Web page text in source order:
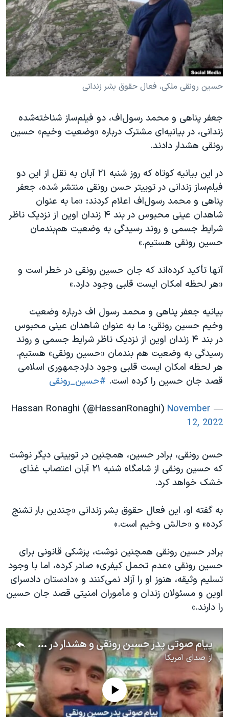
فرهنگ و زندگی
حقوق شهروندی
اقتصادی
علم و فناوری
اسرائیل در جنگ
آرشیو پخش زنده
مستندها
انتخابات ریاست جمهوری آمریکا ۲۰۲۴
حمله جمهوری اسلامی به اسرائیل
رمز مهسا
ورزش زنان در ایران
مجموعه مستندهای دادخواهی
تریبونال مردمی آبان ۹۸
چهل سال گروگان‌گیری
قانون شفافیت دارائی کادر رهبری ایران
اعتراضات مردمی آبان ۹۸
اسرائیل در جنگ
نرگس محمدی برنده جایزه نوبل صلح
همایش محافظه‌کاران آمریکا «سی‌پک»
صفحه‌های ویژه
دنبال کنید
زبانهای مختلف
حسین رونقی ملکی، فعال حقوق بشر زندانی
جعفر پناهی و محمد رسولاف، دو فیلم‌ساز شناخته‌شده
زندانی، در بیانیه‌ای مشترک درباره «وضعیت وخیم» حسین
رونقی هشدار دادند.
در این بیانیه کوتاه که روز شنبه ۲۱ آبان به نقل از این دو
فیلمساز زندانی در توییتر حسن رونقی منتشر شده، جعفر
پناهی و محمد رسول‌اف اعلام کردند: «ما به عنوان
شاهدان عینی محبوس در بند ۴ زندان اوین از نزدیک ناظر
شرایط جسمی و روند رسیدگی به وضعیت همبندمان
حسین رونقی هستیم.»
آنها تأکید کرده‌اند که جان حسین رونقی در خطر است و
«هر لحظه امکان ایست قلبی وجود دارد.»
بیانیه جعفر پناهی و محمد رسول ‌اف درباره وضعیت
وخیم حسین رونقی: ما به عنوان شاهدان عینی محبوس
در بند ۴ زندان اوین از نزدیک ناظر شرایط جسمی و روند
رسیدگی به وضعیت هم بندمان «حسین رونقی» هستیم.
هر لحظه امکان ایست قلبی وجود داردجمهوری اسلامی
قصد جان حسین را کرده است. #حسین_رونقی
— Hassan Ronaghi (@HassanRonaghi)
November
12, 2022
حسن رونقی، برادر حسین، همچنین در توییتی دیگر نوشت
که حسین رونقی از شامگاه شنبه ۲۱ آبان اعتصاب غذای
خشک خواهد کرد.
به گفته او، این فعال حقوق بشر زندانی «چندین بار تشنج
کرده» و «حالش وخیم است.»
برادر حسین رونقی همچنین نوشت، پزشکی قانونی برای
حسین رونقی «عدم تحمل کیفری» صادر کرده، اما با وجود
تسلیم وثیقه، هنوز او را آزاد نمیکنند و «دادستان دادسرای
اوین و مسئولان زندان و مأموران امنیتی قصد جان حسین
را دارند.»
پیام صوتی پدر حسین رونقی و هشدار در مورد امکان به قتل رساندن فرزندش در زندان
ازصدای آمریکا
No media source currently available